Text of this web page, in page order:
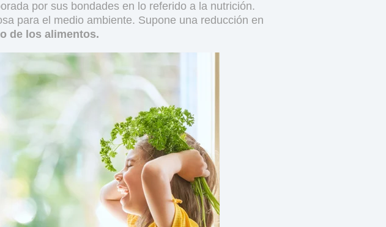
por sus bondades en lo referido a la nutrición.
para el medio ambiente. Supone una reducción en
de los alimentos.